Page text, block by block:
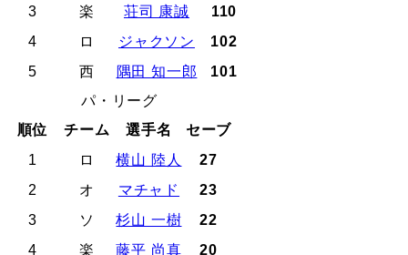
3
楽 荘司 康誠
110
4
ロ ジャクソン
102
5
西 隅田 知一郎
101
パ・リーグ
順位
チーム 選手名
セーブ
1
ロ 横山 陸人
27
2
オ マチャド
23
3
ソ 杉山 一樹
22
4
楽 藤平 尚真
20